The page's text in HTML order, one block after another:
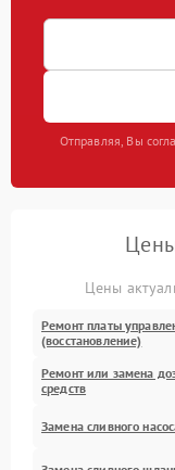
Отправляя, Вы
Цены
Ремонт платы
(восстановление)
Ремонт или замена
средств
Замена сливного